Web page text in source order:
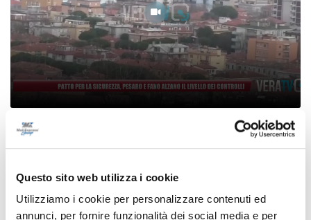
Questo sito web utilizza i cookie
Utilizziamo i cookie per personalizzare contenuti ed
annunci, per fornire funzionalità dei social media e per
Patto per la sicurezza, Pesaro e Fano alzano il
livello dei controlli